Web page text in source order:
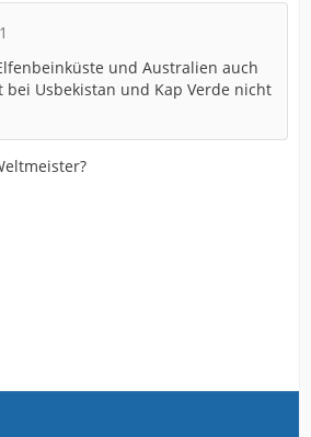
und Australien auch
Usbekistan und Kap Verde nicht